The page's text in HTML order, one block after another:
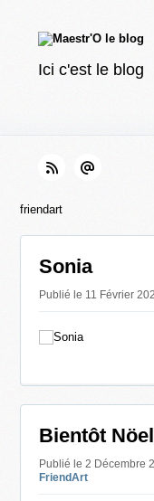
Ici c'est le blog
friendart
Sonia
Publié le 11 Février
Bientôt Nöel
Publié le 2 Décembre
FriendArt